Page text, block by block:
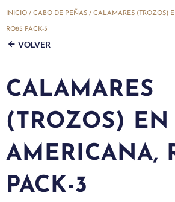
INICIO / CABO DE PEÑAS / CALAMARES (TROZOS)
RO85 PACK-3
VOLVER
CALAMARES
(TROZOS) EN
AMERICANA,
PACK-3